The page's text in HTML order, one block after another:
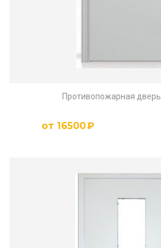
Противопожарная дверь
от 16500₽